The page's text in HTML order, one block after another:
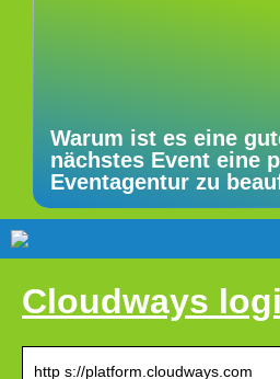
Warum ist es eine
nächstes Event eine
Eventagentur zu
Cloudways
http s://platform.cloudways.com